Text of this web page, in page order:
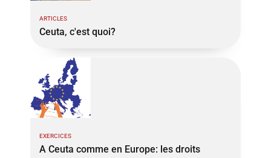
ARTICLES
Ceuta, c'est quoi?
EXERCICES
A Ceuta comme en Europe: les droits